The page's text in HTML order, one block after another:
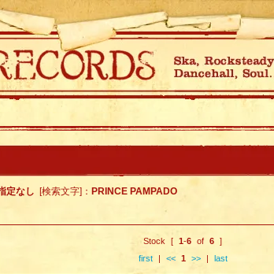
定なし [検索文字]： PRINCE PAMPADO
Stock [ 1-6 of 6 ]
first| << 1 >>| last